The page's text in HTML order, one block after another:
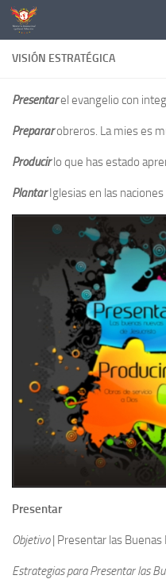
Skip to content
VISIÓN ESTRATÉGICA
Presentarel evangelio con
Prepararobreros. La mies es
Producirlo que has estado
PlantarIglesias en las
Presentar
Objetivo| Presentar las Buenas
Estrategias para Presentar las